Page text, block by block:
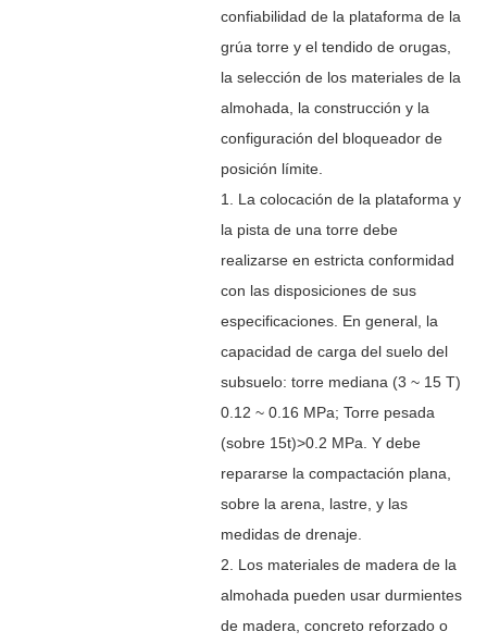
confiabilidad de la plataforma de la
grúa torre y el tendido de orugas,
la selección de los materiales de la
almohada, la construcción y la
configuración del bloqueador de
posición límite.
1. La colocación de la plataforma y
la pista de una torre debe
realizarse en estricta conformidad
con las disposiciones de sus
especificaciones. En general, la
capacidad de carga del suelo del
subsuelo: torre mediana (3 ~ 15 T)
0.12 ~ 0.16 MPa; Torre pesada
(sobre 15t)>0.2 MPa. Y debe
repararse la compactación plana,
sobre la arena, lastre, y las
medidas de drenaje.
2. Los materiales de madera de la
almohada pueden usar durmientes
de madera, concreto reforzado o